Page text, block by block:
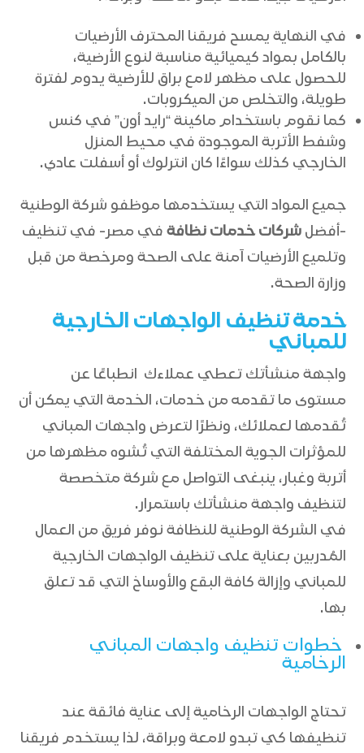
في النهاية يمسح فريقنا المحترف الأرضيات
بالكامل بمواد كيميائية مناسبة لنوع الأرضية،
للحصول على مظهر لامع براق للأرضية يدوم لفترة
طويلة، والتخلص من الميكروبات.
كما نقوم باستخدام ماكينة “رايد أون” في كنس
وشفط الأتربة الموجودة في محيط المنزل
الخارجي كذلك سواءًا كان انترلوك أو أسفلت عادي.
جميع المواد التي يستخدمها موظفو شركة الوطنية
-أفضلشركات خدمات نظافة في مصر- في تنظيف
وتلميع الأرضيات آمنة على الصحة ومرخصة من قبل
وزارة الصحة.
خدمة تنظيف الواجهات الخارجية
للمباني
واجهة منشأتك تعطي عملاءك انطباعًا عن
مستوى ما تقدمه من خدمات، الخدمة التي يمكن أن
تُقدمها لعملائك، ونظرًا لتعرض واجهات المباني
للمؤثرات الجوية المختلفة التي تُشوه مظهرها من
أتربة وغبار، ينبغى التواصل مع شركة متخصصة
لتنظيف واجهة منشأتك باستمرار.
في الشركة الوطنية للنظافة نوفر فريق من العمال
المُدربين بعناية على تنظيف الواجهات الخارجية
للمباني وإزالة كافة البقع والأوساخ التي قد تعلق
بها.
خطوات تنظيف واجهات المباني
الرخامية
تحتاج الواجهات الرخامية إلى عناية فائقة عند
تنظيفها كي تبدو لامعة وبراقة، لذا يستخدم فريقنا